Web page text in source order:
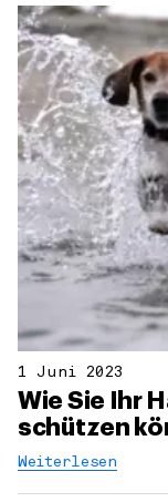
1 Juni 2023
Wie Sie Ihr
schützen
Weiterlesen